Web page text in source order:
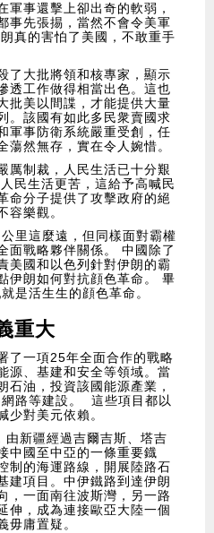
軍事還擊上卻出奇的軟弱，
事先張掦，當然不會令美軍
真的害怕了美國，不敢重手
了大批將領和核專家，顯示
透工作做得相當出色。這也
批美以間諜，才能提供大量
。該國有如此多民衆賣國求
軍事防衛系統嚴重受創，任
蕩然無存，實在令人婉惜。
厲制裁，人民生活已十分艱
民生活更苦，這給予高喊民
命分子提供了攻擊政府的絕
容樂觀。
里這麼遠，但同樣面對霸權
面戰略夥伴關係。 中國除了
美國和以色列針對伊朗的霸
伊朗如何對抗顔色革命。 畢
是活生生的顔色革命。
重大
了一項25年全面合作的戰略
源、基建和安全等領域。當
石油，投資該國能源產業，
路等建設。 這些項目都以
少對美元依賴。
新疆經過吉爾吉斯、塔吉
中國至中亞的一條重要鐡
制的海運路線，開展陸路石
建項目。中伊鐵路到達伊朗
，一面南往波斯灣，另一路
伸，成為連接歐亞大陸一個
毋庸置疑。